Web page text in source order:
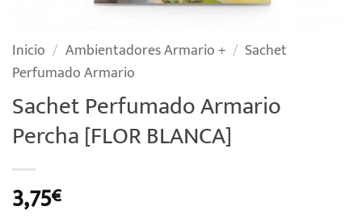
Inicio / Ambientadores Armario + / Sachet
Perfumado Armario
Sachet Perfumado Armario
Percha [FLOR BLANCA]
3,75€